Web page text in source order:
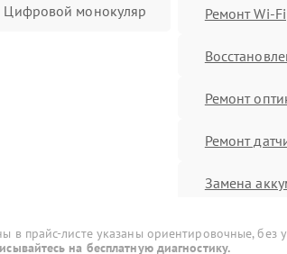
Цифровой монокуляр Ремонт Wi-Fi
Ремонт
Ремонт
Замена
Калибровка
в прайс-листе указаны ориентировочные, без
на бесплатную диагностику.